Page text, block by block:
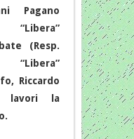
Pagano
“Libera”
(Resp.
Riccardo
lavori la